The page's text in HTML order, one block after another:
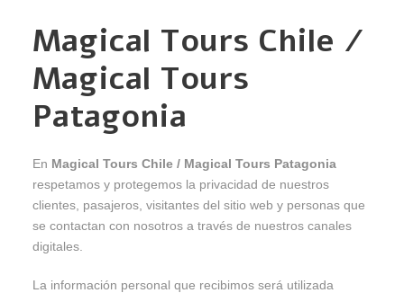
Magical Tours Chile /
Magical Tours
Patagonia
En Magical Tours Chile / Magical Tours Patagonia
respetamos y protegemos la privacidad de nuestros
clientes, pasajeros, visitantes del sitio web y personas que
se contactan con nosotros a través de nuestros canales
digitales.
La información personal que recibimos será utilizada